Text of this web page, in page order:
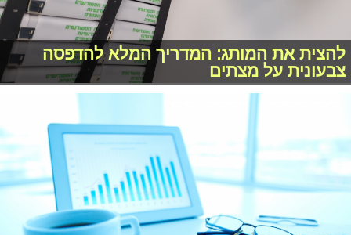
להצית את המותג: המדריך המלא להדפסה
צבעונית על מצתים